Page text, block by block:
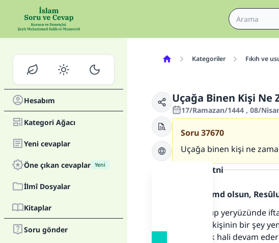
Hesabım
Kategori Ağacı
Yeni cevaplar
Öne çıkan cevaplar Yeni
İlmî Dosyalar
Kitaplar
Soru gönder
Kategoriler Fıkıh ve
Uçağa Binen Kişi Ne
17/Ramazan/1444 , 08/
Soru37670
Uçağa binen kişi ne
Cevap metni
Allah'a hamd olsun,
Güneş batıp yeryüzünde
görürse o kişinin bir şey
oruçsuzluk hali devam